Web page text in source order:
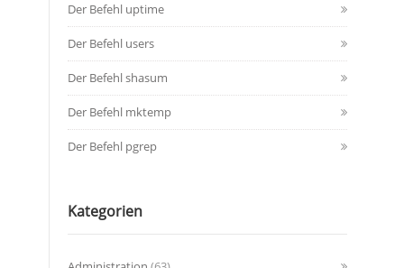
Der Befehl uptime
Der Befehl users
Der Befehl shasum
Der Befehl mktemp
Der Befehl pgrep
Kategorien